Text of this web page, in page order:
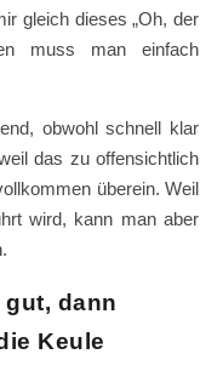
gleich dieses „Oh, der
muss man einfach
obwohl schnell klar
das zu offensichtlich
überein. Weil
wird, kann man aber
dann
Keule